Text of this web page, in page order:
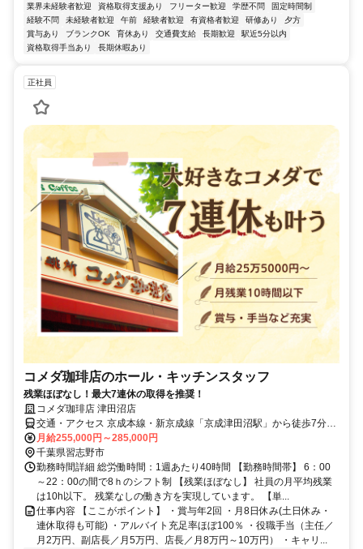
業界未経験者歓迎 資格取得支援あり フリーター歓迎 学歴不問
固定時間制
経験不問
未経験者歓迎 午前 経験者歓迎 有資格者歓迎 研修あり
夕方
賞与あり
ブランクOK 育休あり 交通費支給 長期歓迎
駅近5分以内
資格取得手当あり
長期休暇あり
正社員
コメダ珈琲店のホール・キッチンスタッフ
残業ほぼなし！最大7連休の取得を推奨！
コメダ珈琲店 津田沼店
交通・アクセス 京成本線・新京成線「京成津田沼駅」から徒歩7分、
JR中央総武線「津田沼駅」から徒歩12分
月給255,000円～285,000円
千葉県習志野市
勤務時間詳細 総労働時間：1週あたり40時間 【勤務時間帯】 6：00
～22：00の間で8ｈのシフト制 【残業ほぼなし】 社員の月平均残業
は10h以下。 残業なしの働き方を実現しています。 【単...
仕事内容 【ここがポイント】 ・賞与年2回 ・月8日休み(土日休み・
連休取得も可能) ・アルバイト充足率ほぼ100％ ・役職手当（主任／
月2万円、副店長／月5万円、店長／月8万円～10万円） ・キャリ...